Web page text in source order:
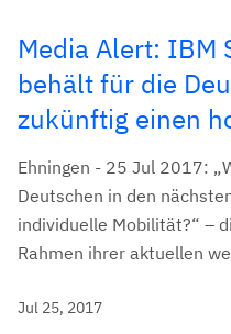
Media Alert: IBM
behält für die
zukünftig einen
Ehningen - 25 Jul 2017:
Deutschen in den
individuelle Mobilität?“ –
Rahmen ihrer aktuellen
Jul 25, 2017